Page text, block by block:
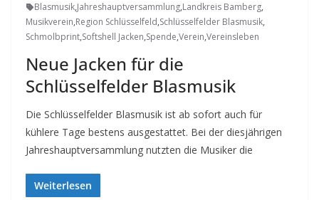
Blasmusik,Jahreshauptversammlung,Landkreis Bamberg,
Musikverein,Region Schlüsselfeld,Schlüsselfelder Blasmusik,
Schmolbprint,Softshell Jacken,Spende,Verein,Vereinsleben
Neue Jacken für die
Schlüsselfelder Blasmusik
Die Schlüsselfelder Blasmusik ist ab sofort auch für
kühlere Tage bestens ausgestattet. Bei der diesjährigen
Jahreshauptversammlung nutzten die Musiker die
Weiterlesen